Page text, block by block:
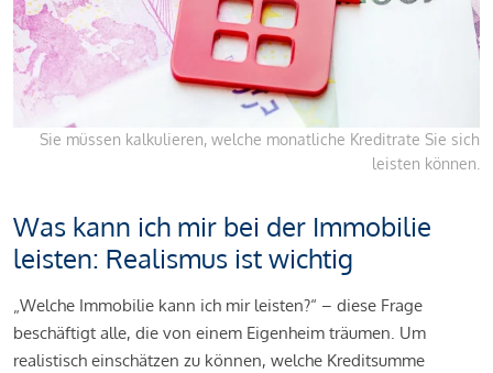
Sie müssen kalkulieren, welche monatliche Kreditrate Sie sich
leisten können.
Was kann ich mir bei der Immobilie
leisten: Realismus ist wichtig
„Welche Immobilie kann ich mir leisten?“ – diese Frage
beschäftigt alle, die von einem Eigenheim träumen. Um
realistisch einschätzen zu können, welche Kreditsumme